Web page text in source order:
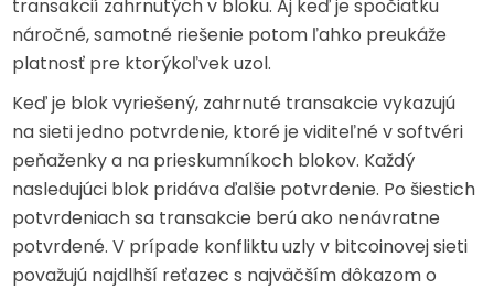
transakcií zahrnutých v bloku. Aj keď je spočiatku
náročné, samotné riešenie potom ľahko preukáže
platnosť pre ktorýkoľvek uzol.
Keď je blok vyriešený, zahrnuté transakcie vykazujú
na sieti jedno potvrdenie, ktoré je viditeľné v softvéri
peňaženky a na prieskumníkoch blokov. Každý
nasledujúci blok pridáva ďalšie potvrdenie. Po šiestich
potvrdeniach sa transakcie berú ako nenávratne
potvrdené. V prípade konfliktu uzly v bitcoinovej sieti
považujú najdlhší reťazec s najväčším dôkazom o